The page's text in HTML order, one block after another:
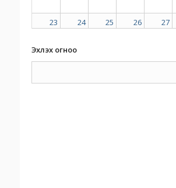
23 24 25 26 27
Эхлэх огноо